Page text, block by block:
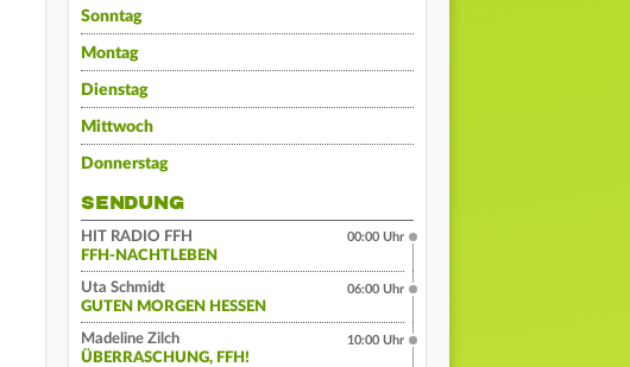
Sonntag
Montag
Dienstag
Mittwoch
Donnerstag
SENDUNG
HIT RADIO FFH
FFH-NACHTLEBEN
00:00 Uhr
Uta Schmidt
GUTEN MORGEN HESSEN
06:00 Uhr
Madeline Zilch
ÜBERRASCHUNG, FFH!
10:00 Uhr